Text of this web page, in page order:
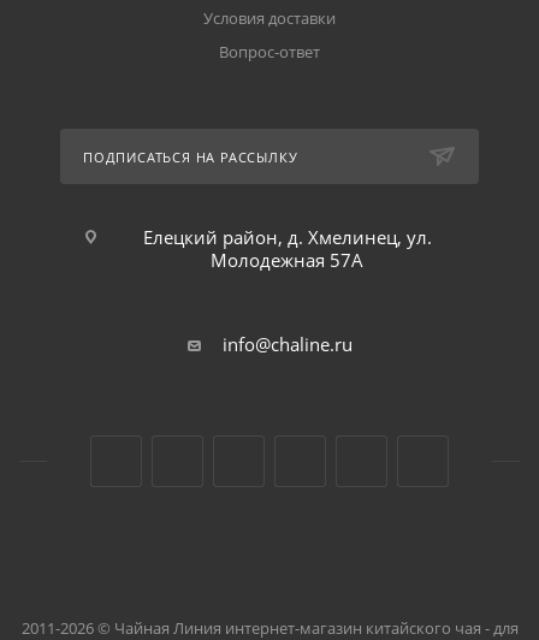
Условия доставки
Вопрос-ответ
ПОДПИСАТЬСЯ НА РАССЫЛКУ
Елецкий район, д. Хмелинец, ул.
Молодежная 57А
info@chaline.ru
2011-2026 © Чайная Линия интернет-магазин китайского чая - для